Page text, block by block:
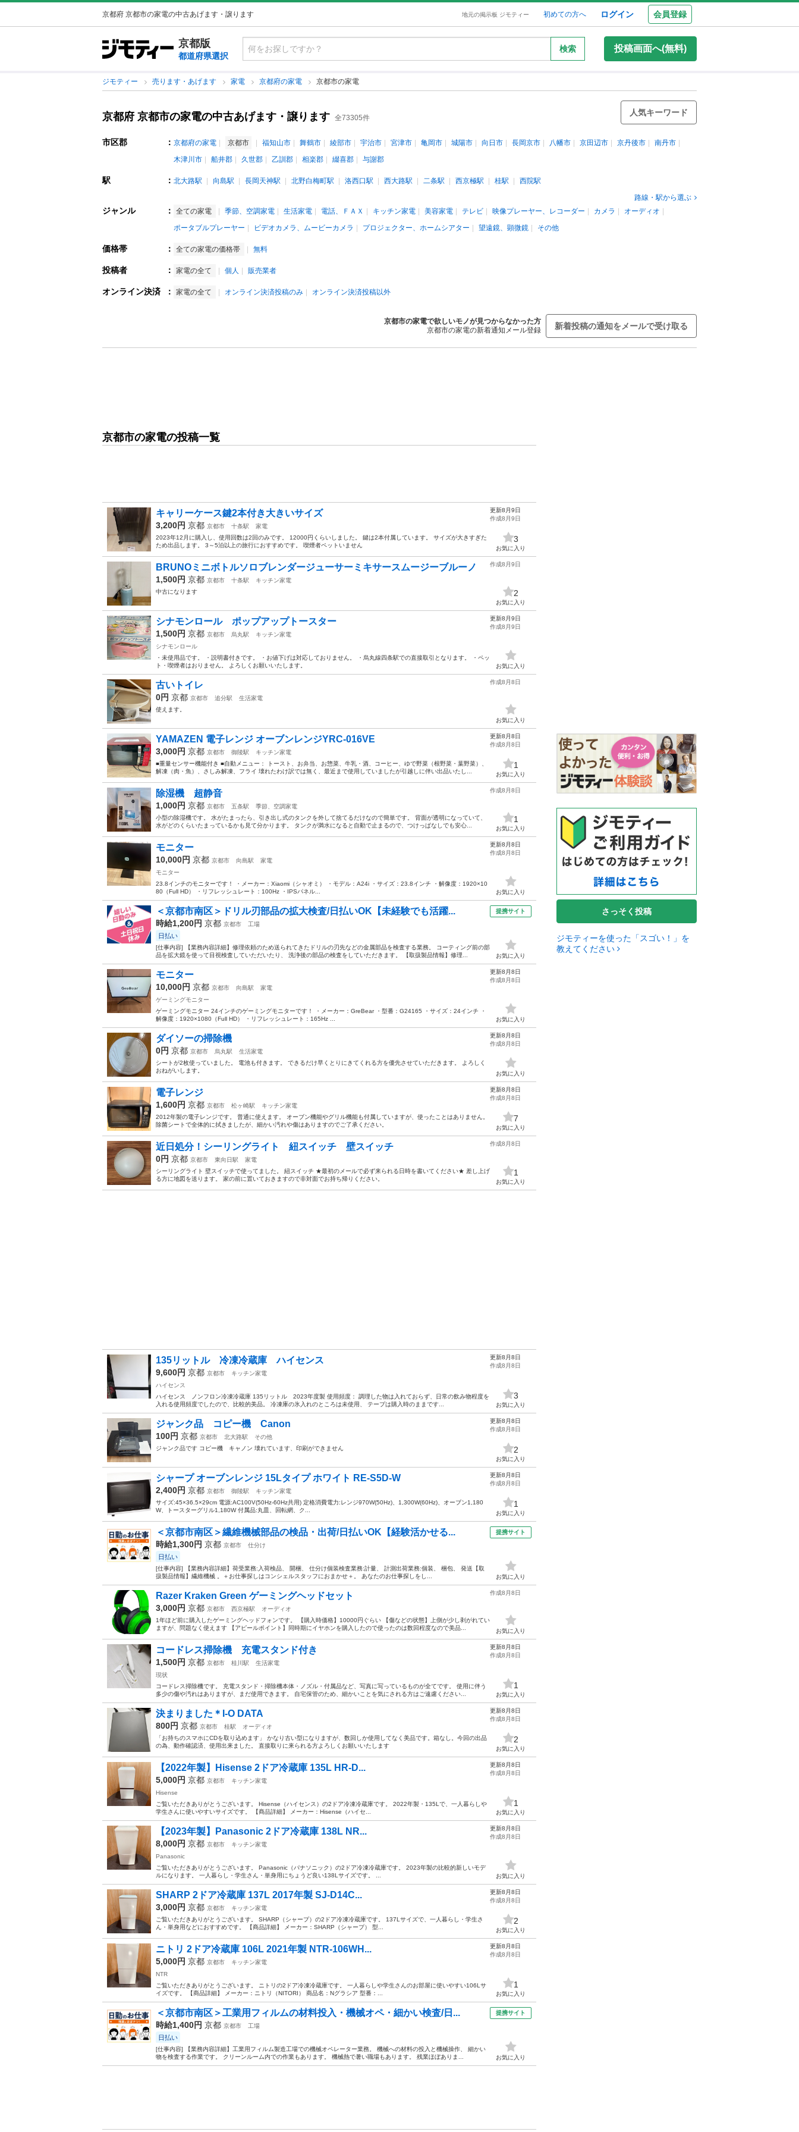
京都府 京都市の家電の中古あげます・譲ります 地元の掲示板 ジモティー 初めての方へ ログイン 会員登録
京都版
都道府県選択
検索 投稿画面へ(無料)
ジモティー 売ります・あげます 家電 京都府の家電 京都市の家電
京都府 京都市の家電の中古あげます・譲ります 全73305件
人気キーワード
市区郡 ： 京都府の家電 京都市 福知山市 舞鶴市 綾部市 宇治市 宮津市 亀岡市 城陽市 向日市 長岡京市 八幡市 京田辺市 京丹後市
南丹市
木津川市
船井郡 久世郡 乙訓郡 相楽郡 綴喜郡 与謝郡
駅 ： 北大路駅 向島駅 長岡天神駅 北野白梅町駅 洛西口駅 西大路駅 二条駅 西京極駅 桂駅
西院駅
路線・駅から選ぶ
ジャンル ： 全ての家電 季節、空調家電 生活家電 電話、ＦＡＸ キッチン家電 美容家電 テレビ 映像プレーヤー、レコーダー カメラ
オーディオ
ポータブルプレーヤー
ビデオカメラ、ムービーカメラ プロジェクター、ホームシアター 望遠鏡、顕微鏡 その他
価格帯 ： 全ての家電の価格帯 無料
投稿者 ： 家電の全て 個人 販売業者
オンライン決済 ： 家電の全て オンライン決済投稿のみ オンライン決済投稿以外
京都市の家電で欲しいモノが見つからなかった方
京都市の家電の新着通知メール登録
新着投稿の通知をメールで受け取る
京都市の家電の投稿一覧
キャリーケース鍵2本付き大きいサイズ
3,200円 京都 京都市 十条駅
家電
2023年12月に購入し、使用回数は2回のみです。 12000円くらいしました。 鍵は2本付属しています。 サイズが大きすぎた
ため出品します。 3～5泊以上の旅行におすすめです。 喫煙者ペットいません
更新8月9日
作成8月9日
3
お気に入り
BRUNOミニボトルソロブレンダージューサーミキサースムージーブルーノ
1,500円 京都 京都市 十条駅
キッチン家電
中古になります
作成8月9日
2
お気に入り
シナモンロール ポップアップトースター
1,500円 京都 京都市 烏丸駅
キッチン家電
シナモンロール
・未使用品です。 ・説明書付きです。 ・お値下げは対応しておりません。 ・烏丸線四条駅での直接取引となります。 ・ペッ
ト・喫煙者はおりません。 よろしくお願いいたします。
更新8月9日
作成8月9日
お気に入り
古いトイレ
0円 京都 京都市 追分駅
生活家電
使えます。
作成8月8日
お気に入り
YAMAZEN 電子レンジ オーブンレンジYRC-016VE
3,000円 京都 京都市 御陵駅
キッチン家電
■重量センサー機能付き ■自動メニュー： トースト、お弁当、お惣菜、牛乳・酒、コーヒー、ゆで野菜（根野菜・葉野菜）、
解凍（肉・魚）、さしみ解凍、フライ 壊れたわけ訳では無く、最近まで使用していましたが引越しに伴い出品いたし...
更新8月8日
作成8月8日
1
お気に入り
除湿機 超静音
1,000円 京都 京都市 五条駅
季節、空調家電
小型の除湿機です。 水がたまったら、引き出し式のタンクを外して捨てるだけなので簡単です。 背面が透明になっていて、
水がどのくらいたまっているかも見て分かります。 タンクが満水になると自動で止まるので、つけっぱなしでも安心...
作成8月8日
1
お気に入り
モニター
10,000円 京都 京都市 向島駅
家電
モニター
23.8インチのモニターです！ ・メーカー：Xiaomi（シャオミ） ・モデル：A24i ・サイズ：23.8インチ ・解像度：1920×10
80（Full HD） ・リフレッシュレート：100Hz ・IPSパネル...
更新8月8日
作成8月8日
お気に入り
＜京都市南区＞ドリル刃部品の拡大検査/日払いOK【未経験でも活躍...
時給1,200円 京都 京都市 工場
日払い
[仕事内容] 【業務内容詳細】修理依頼のため送られてきたドリルの刃先などの金属部品を検査する業務。 コーティング前の部
品を拡大鏡を使って目視検査していただいたり、 洗浄後の部品の検査をしていただきます。 【取扱製品情報】修理...
提携サイト
お気に入り
モニター
10,000円 京都 京都市 向島駅
家電
ゲーミングモニター
ゲーミングモニター 24インチのゲーミングモニターです！ ・メーカー：GreBear ・型番：G24165 ・サイズ：24インチ ・
解像度：1920×1080（Full HD） ・リフレッシュレート：165Hz ...
更新8月8日
作成8月8日
お気に入り
ダイソーの掃除機
0円 京都 京都市 烏丸駅
生活家電
シートが2枚使っていました。 電池も付きます。 できるだけ早くとりにきてくれる方を優先させていただきます。 よろしく
おねがいします。
更新8月8日
作成8月8日
お気に入り
電子レンジ
1,600円 京都 京都市 松ヶ崎駅
キッチン家電
2012年製の電子レンジです。 普通に使えます。 オーブン機能やグリル機能も付属していますが、使ったことはありません。
除菌シートで全体的に拭きましたが、細かい汚れや傷はありますのでご了承ください。
更新8月8日
作成8月8日
7
お気に入り
近日処分！シーリングライト 紐スイッチ 壁スイッチ
0円 京都 京都市 東向日駅
家電
シーリングライト 壁スイッチで使ってました。 紐スイッチ ★最初のメールで必ず来られる日時を書いてください★ 差し上げ
る方に地図を送ります。 家の前に置いておきますので非対面でお持ち帰りください。
作成8月8日
1
お気に入り
135リットル 冷凍冷蔵庫 ハイセンス
9,600円 京都 京都市
キッチン家電
ハイセンス
ハイセンス ノンフロン冷凍冷蔵庫 135リットル 2023年度製 使用頻度： 調理した物は入れておらず、日常の飲み物程度を
入れる使用頻度でしたので、比較的美品。 冷凍庫の氷入れのところは未使用、 テープは購入時のままです...
更新8月8日
作成8月8日
3
お気に入り
ジャンク品 コピー機 Canon
100円 京都 京都市 北大路駅
その他
ジャンク品です コピー機 キャノン 壊れています、印刷ができません
更新8月8日
作成8月8日
2
お気に入り
シャープ オーブンレンジ 15Lタイプ ホワイト RE-S5D-W
2,400円 京都 京都市 御陵駅
キッチン家電
サイズ:45×36.5×29cm 電源:AC100V(50Hz-60Hz共用) 定格消費電力:レンジ970W(50Hz)、1,300W(60Hz)、オーブン1,180
W、トースターグリル1,180W 付属品:丸皿、回転網、ク...
更新8月8日
作成8月8日
1
お気に入り
＜京都市南区＞繊維機械部品の検品・出荷/日払いOK【経験活かせる...
時給1,300円 京都 京都市 仕分け
日払い
[仕事内容] 【業務内容詳細】荷受業務:入荷検品、 開梱、 仕分け個装検査業務:計量、 計測出荷業務:個装、 梱包、 発送【取
扱製品情報】繊維機械 。＋お仕事探しはコンシェルスタッフにおまかせ＋。 あなたのお仕事探しをし...
提携サイト
お気に入り
Razer Kraken Green ゲーミングヘッドセット
3,000円 京都 京都市 西京極駅
オーディオ
1年ほど前に購入したゲーミングヘッドフォンです。 【購入時価格】10000円ぐらい 【傷などの状態】上側が少し剥がれてい
ますが、問題なく使えます 【アピールポイント】同時期にイヤホンを購入したので使ったのは数回程度なので美品...
作成8月8日
お気に入り
コードレス掃除機 充電スタンド付き
1,500円 京都 京都市 桂川駅
生活家電
現状
コードレス掃除機です。 充電スタンド・掃除機本体・ノズル・付属品など、写真に写っているものが全てです。 使用に伴う
多少の傷や汚れはありますが、まだ使用できます。 自宅保管のため、細かいことを気にされる方はご遠慮ください...
更新8月8日
作成8月8日
1
お気に入り
決まりました＊I-O DATA
800円 京都 京都市 桂駅
オーディオ
「お持ちのスマホにCDを取り込めます」 かなり古い型になりますが、数回しか使用してなく美品です。箱なし。今回の出品
の為、動作確認済、使用出来ました。 直接取りに来られる方よろしくお願いいたします
更新8月8日
作成8月8日
2
お気に入り
【2022年製】Hisense 2ドア冷蔵庫 135L HR-D...
5,000円 京都 京都市
キッチン家電
Hisense
ご覧いただきありがとうございます。 Hisense（ハイセンス）の2ドア冷凍冷蔵庫です。 2022年製・135Lで、一人暮らしや
学生さんに使いやすいサイズです。 【商品詳細】 メーカー：Hisense（ハイセ...
更新8月8日
作成8月8日
1
お気に入り
【2023年製】Panasonic 2ドア冷蔵庫 138L NR...
8,000円 京都 京都市
キッチン家電
Panasonic
ご覧いただきありがとうございます。 Panasonic（パナソニック）の2ドア冷凍冷蔵庫です。 2023年製の比較的新しいモデ
ルになります。 一人暮らし・学生さん・単身用にちょうど良い138Lサイズです。 ...
更新8月8日
作成8月8日
お気に入り
SHARP 2ドア冷蔵庫 137L 2017年製 SJ-D14C...
3,000円 京都 京都市
キッチン家電
ご覧いただきありがとうございます。 SHARP（シャープ）の2ドア冷凍冷蔵庫です。 137Lサイズで、一人暮らし・学生さ
ん・単身用などにおすすめです。 【商品詳細】 メーカー：SHARP（シャープ） 型...
更新8月8日
作成8月8日
2
お気に入り
ニトリ 2ドア冷蔵庫 106L 2021年製 NTR-106WH...
5,000円 京都 京都市
キッチン家電
NTR
ご覧いただきありがとうございます。 ニトリの2ドア冷凍冷蔵庫です。 一人暮らしや学生さんのお部屋に使いやすい106Lサ
イズです。 【商品詳細】 メーカー：ニトリ（NITORI） 商品名：Nグラシア 型番：...
更新8月8日
作成8月8日
1
お気に入り
＜京都市南区＞工業用フィルムの材料投入・機械オペ・細かい検査/日...
時給1,400円 京都 京都市 工場
日払い
[仕事内容] 【業務内容詳細】工業用フィルム製造工場での機械オペレーター業務。 機械への材料の投入と機械操作、 細かい
物を検査する作業です。 クリーンルーム内での作業もあります。 機械熱で暑い職場もあります。 残業ほぼありま...
提携サイト
お気に入り
さっそく投稿
ジモティーを使った「スゴい！」を
教えてください